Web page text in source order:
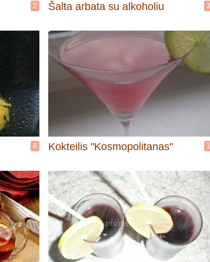
2 Šalta arbata su alkoholiu 3
8 Kokteilis "Kosmopolitanas" 1